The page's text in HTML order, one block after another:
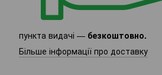
пункта видачі — безкоштовно.
Більше інформації про доставку